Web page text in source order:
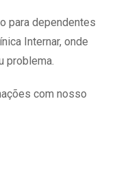
para dependentes
Internar, onde
problema.
com nosso